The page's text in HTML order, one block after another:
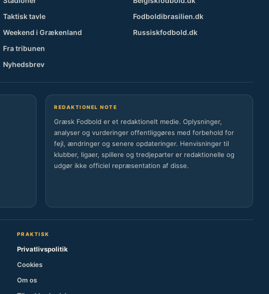
Taktisk tavle
Weekend i Grækenland
Fra tribunen
Nyhedsbrev
Fodboldibrasilien.dk
Russiskfodbold.dk
REDAKTIONEL NOTE
Græsk Fodbold er et redaktionelt medie. Oplysninger,
analyser og vurderinger offentliggøres med forbehold for
fejl, ændringer og senere opdateringer. Henvisninger til
klubber, ligaer, spillere og tredjeparter er redaktionelle og
udgør ikke officiel repræsentation af disse.
PRAKTISK
Privatlivspolitik
Cookies
Om os